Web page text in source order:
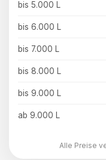
bis 5.000 L
bis 6.000 L
bis 7.000 L
bis 8.000 L
bis 9.000 L
ab 9.000 L
Alle Preise